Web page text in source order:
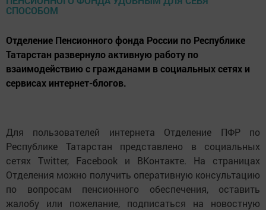
Отделение Пенсионного фонда России по Республике
Татарстан развернуло активную работу по
взаимодействию с гражданами в социальных сетях и
сервисах интернет-блогов.
Для пользователей интернета Отделение ПФР по
Республике Татарстан представлено в социальных
сетях Twitter, Facebook и ВКонтакте. На страницах
Отделения можно получить оперативную консультацию
по вопросам пенсионного обеспечения, оставить
жалобу или пожелание, подписаться на новостную